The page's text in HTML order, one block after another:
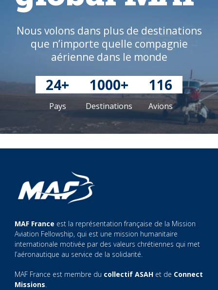
Nous volons dans plus de destinations
que n’importe quelle compagnie
aérienne dans le monde
24+
Pays
1000+
Destinations
116
Avions
MAF France est la représentation française de la Mission
Aviation Fellowship, qui est une mission humanitaire
internationale motivée par des valeurs chrétiennes qui met
l’aéronautique au service de la solidarité.
MAF France est membre du collectif ASAH et de Connect
Missions.